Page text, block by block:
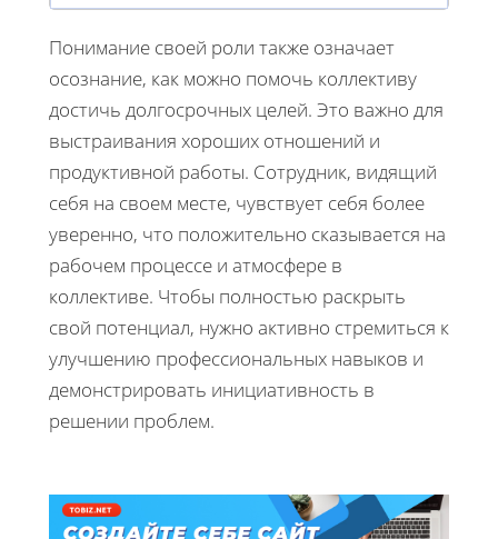
Понимание своей роли также означает
осознание, как можно помочь коллективу
достичь долгосрочных целей. Это важно для
выстраивания хороших отношений и
продуктивной работы. Сотрудник, видящий
себя на своем месте, чувствует себя более
уверенно, что положительно сказывается на
рабочем процессе и атмосфере в
коллективе. Чтобы полностью раскрыть
свой потенциал, нужно активно стремиться к
улучшению профессиональных навыков и
демонстрировать инициативность в
решении проблем.